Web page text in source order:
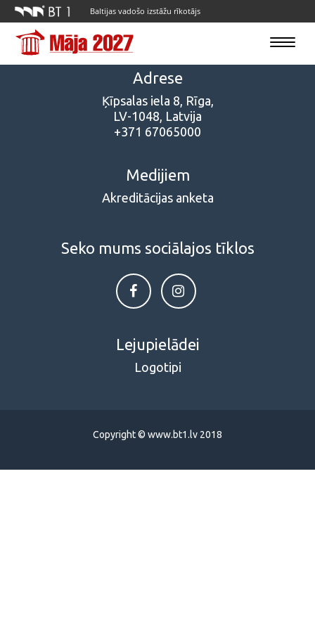
Baltijas vadošo izstāžu rīkotājs
Toggle
Adrese
Ķīpsalas iela 8, Rīga,
LV-1048, Latvija
+371 67065000
Medijiem
Akreditācijas anketa
Seko mums sociālajos tīklos
Lejupielādei
Logotipi
Copyright © www.bt1.lv 2018